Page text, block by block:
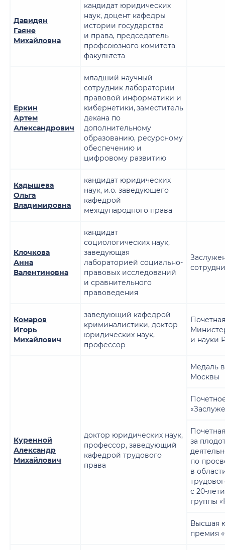
Давидян
Гаяне
Михайловна
кандидат юридических
наук, доцент кафедры
истории государства
и права, председатель
профсоюзного комитета
факультета
Еркин
Артем
Александрович
младший научный
сотрудник лаборатории
правовой информатики и
кибернетики,заместитель
декана по
дополнительному
образованию, ресурсному
обеспечению и
цифровому развитию
Кадышева
Ольга
Владимировна
кандидат юридических
наук, и.о. заведующего
кафедрой
международного права
Клочкова
Анна
Валентиновна
кандидат
социологических наук,
заведующая
лабораторией социально-
правовых исследований
и сравнительного
правоведения
Комаров
Игорь
Михайлович
заведующий кафедрой
криминалистики, доктор
юридических наук,
профессор
и науки
Куренной
Александр
Михайлович
доктор юридических наук,
профессор, заведующий
кафедрой трудового
права
Медаль
Москвы
за
по
в
с 20-
группы
Высшая
премия